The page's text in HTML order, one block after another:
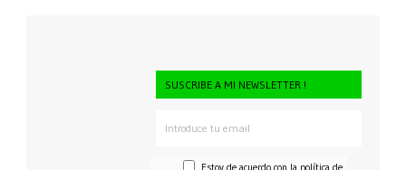
SUSCRIBE A MI NEWSLETTER !
Estoy de acuerdo con la política de